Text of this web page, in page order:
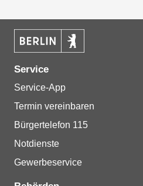
Service
Service-App
Termin vereinbaren
Bürgertelefon 115
Notdienste
Gewerbeservice